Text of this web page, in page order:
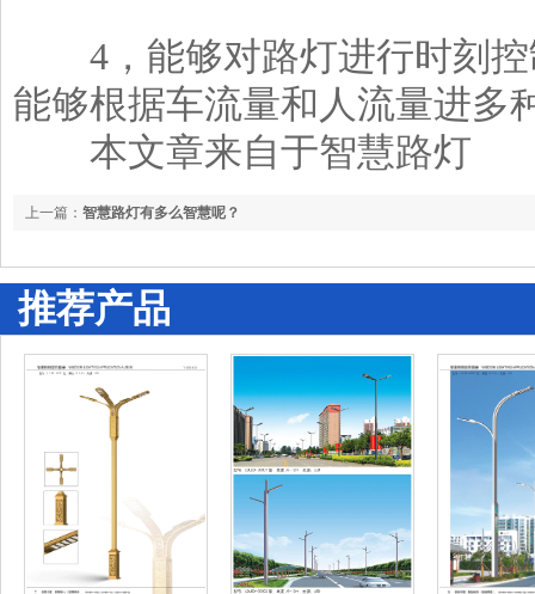
4，能够对路灯进行时刻控
能够根据车流量和人流量进多
本文章来自于智慧路灯
上一篇： 智慧路灯有多么智慧呢？
推荐产品